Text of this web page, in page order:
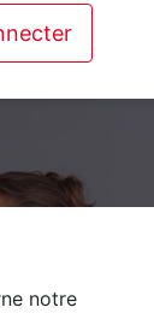
notre